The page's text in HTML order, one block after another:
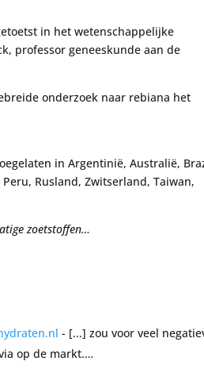
in het wetenschappelijke
professor geneeskunde aan de
onderzoek naar rebiana het
in Argentinië, Australië,
Rusland, Zwitserland, Taiwan,
zoetstoffen…
- [...] zou voor veel
op de markt.…